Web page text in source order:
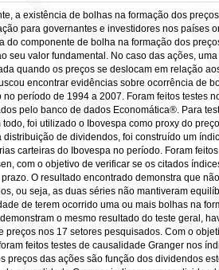
a existência de bolhas na formação dos
para governantes e investidores nos países
do componente de bolha na formação dos
seu valor fundamental. No caso das ações,
quando os preços se deslocam em relação
encontrar evidências sobre ocorrência de
no período de 1994 a 2007. Foram feitos testes
pelo banco de dados Economática®. Para
todo, foi utilizado o Ibovespa como proxy do
distribuição de dividendos, foi construído um
carteiras do Ibovespa no período. Foram
com o objetivo de verificar se os citados
O resultado encontrado demonstra que
ou seja, as duas séries não mantiveram
de terem ocorrido uma ou mais bolhas na
o mesmo resultado do teste geral,
preços nos 17 setores pesquisados. Com o
feitos testes de causalidade Granger nos
preços das ações são função dos dividendos